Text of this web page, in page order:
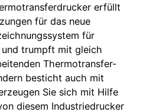
erfüllt
für das neue
für
und trumpft mit gleich
Thermotransfer-
besticht auch mit
Sie sich mit Hilfe
diesem Industriedrucker